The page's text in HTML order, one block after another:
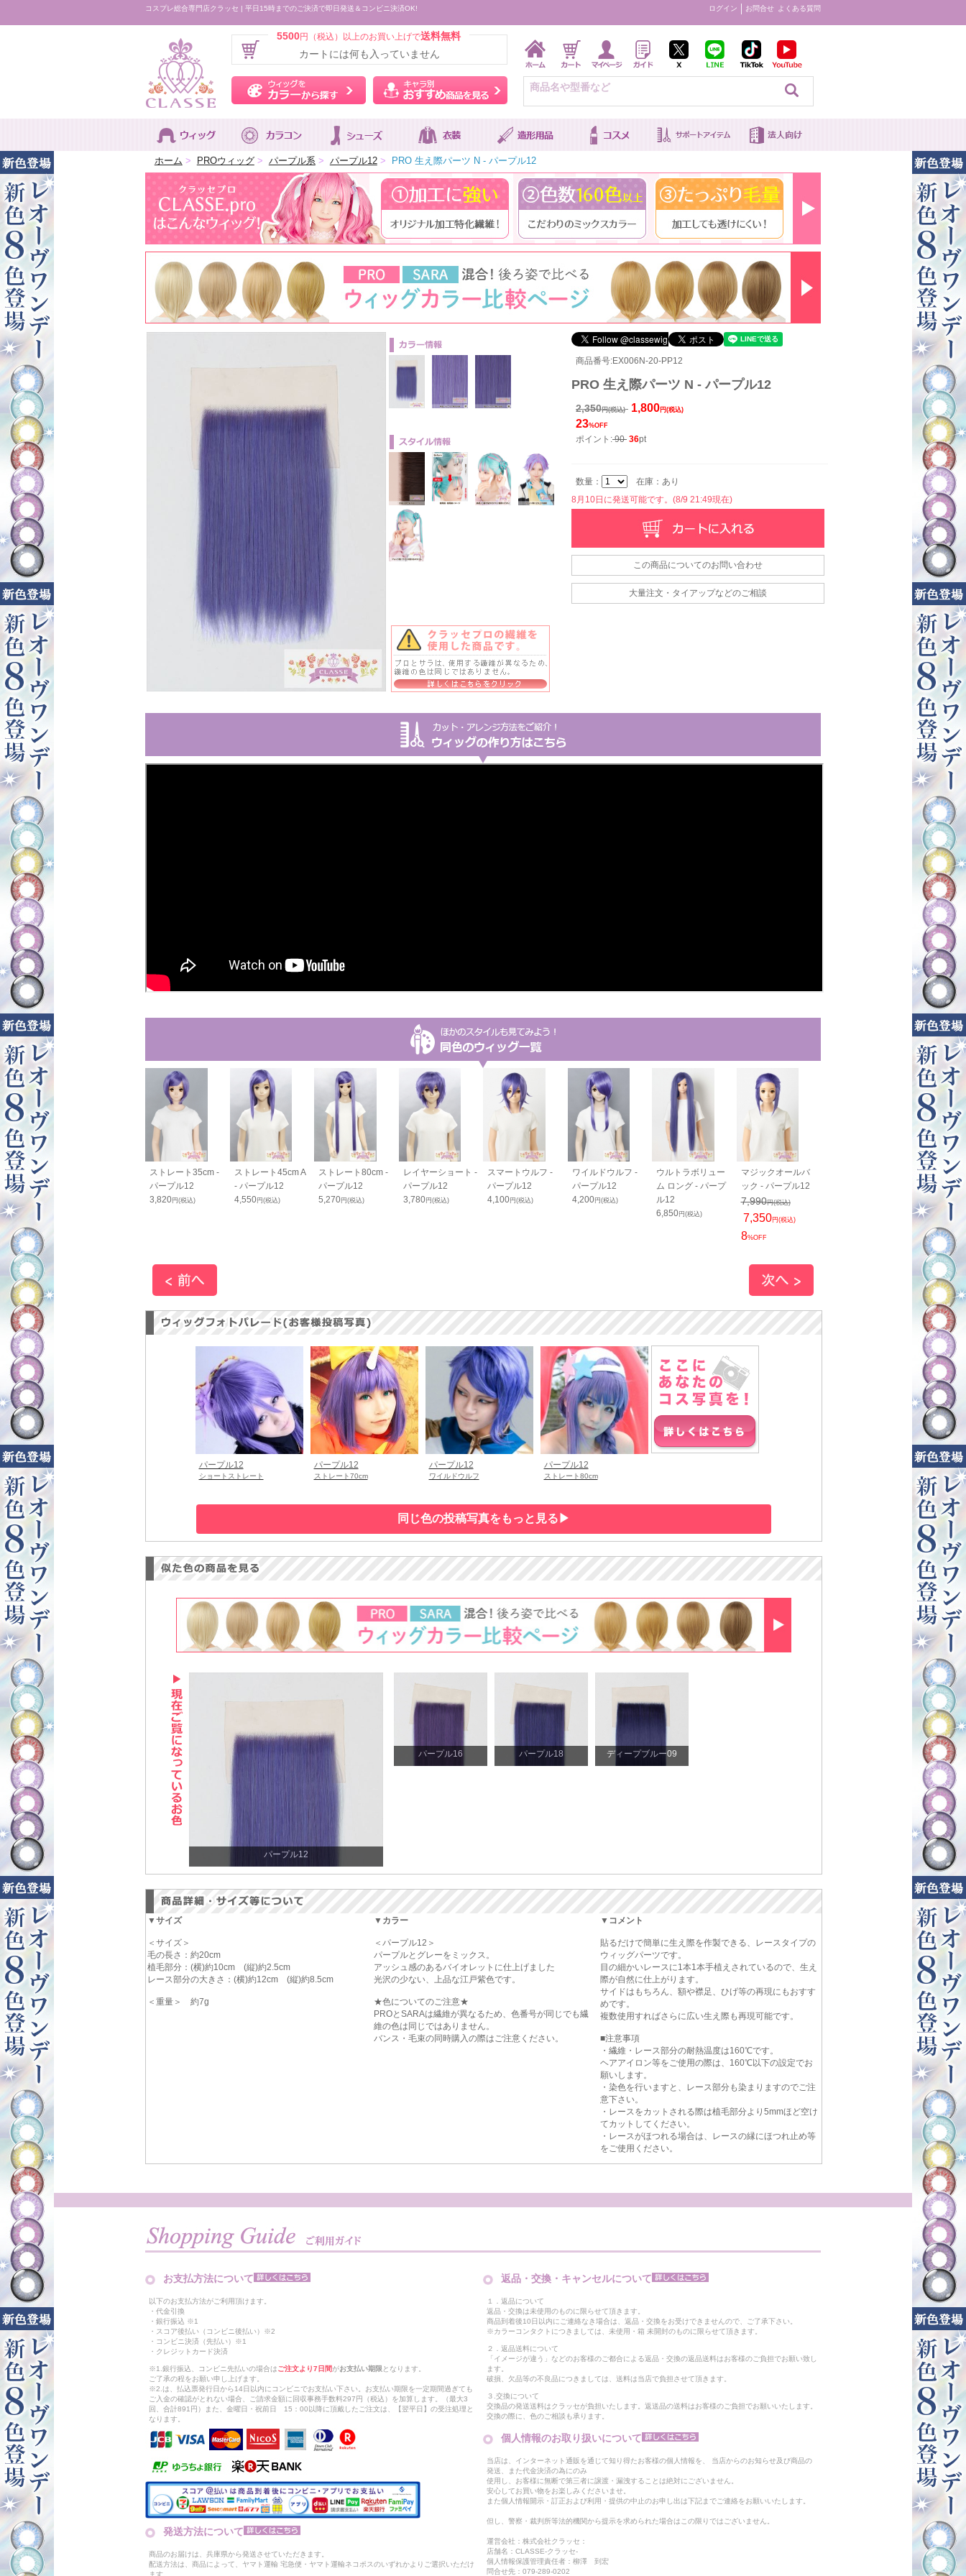
コスプレ総合専門店クラッセ | 平日15時までのご決済で即日発送＆コンビニ決済OK! ログイン お問合せ よくある質問
5500円（税込）以上のお買い上げで送料無料
カートには何も入っていません
ウィッグをカラーから探す キャラ別おすすめ商品を見る
ホーム > PROウィッグ > パープル系 > パープル12 > PRO 生え際パーツ N - パープル12
商品番号:EX006N-20-PP12
PRO 生え際パーツ N - パープル12
2,350円(税込) 1,800 円(税込)
23%OFF
ポイント:90 36pt
数量：
在庫：あり
8月10日に発送可能です。(8/9 21:49現在)
この商品についてのお問い合わせ
大量注文・タイアップなどのご相談
80cm - パー
ストレート35cm -
パープル12
3,820円(税込)
ストレート45cm A
- パープル12
4,550円(税込)
ストレート80cm -
パープル12
5,270円(税込)
レイヤーショート -
パープル12
3,780円(税込)
スマートウルフ -
パープル12
4,100円(税込)
ワイルドウルフ -
パープル12
4,200円(税込)
ウルトラボリュー
ム ロング - パープ
ル12
6,850円(税込)
マジックオールバ
ック - パープル12
7,990円(税込)
7,350円(税込)
8%OFF
PRO 生え際
N - パープル
2,350 円(税込)
1,800 円(税込)
%OFF
パープル12
ショートストレート
パープル12
ストレート70cm
パープル12
ワイルドウルフ
パープル12
ストレート80cm
パープル12
パープル16 パープル18 ディープブルー09
▼サイズ
＜サイズ＞
毛の長さ：約20cm
植毛部分：(横)約10cm (縦)約2.5cm
レース部分の大きさ：(横)約12cm (縦)約8.5cm
＜重量＞ 約7g
▼カラー
＜パープル12＞
パープルとグレーをミックス。
アッシュ感のあるバイオレットに仕上げました
光沢の少ない、上品な江戸紫色です。
★色についてのご注意★
PROとSARAは繊維が異なるため、色番号が同じでも繊
維の色は同じではありません。
バンス・毛束の同時購入の際はご注意ください。
▼コメント
貼るだけで簡単に生え際を作製できる、レースタイプの
ウィッグパーツです。
目の細かいレースに1本1本手植えされているので、生え
際が自然に仕上がります。
サイドはもちろん、額や襟足、ひげ等の再現にもおすす
めです。
複数使用すればさらに広い生え際も再現可能です。
■注意事項
・繊維・レース部分の耐熱温度は160℃です。
ヘアアイロン等をご使用の際は、160℃以下の設定でお
願いします。
・染色を行いますと、レース部分も染まりますのでご注
意下さい。
・レースをカットされる際は植毛部分より5mmほど空け
てカットしてください。
・レースがほつれる場合は、レースの縁にほつれ止め等
をご使用ください。
お支払方法について
以下のお支払方法がご利用頂けます。
・代金引換
・銀行振込 ※1
・スコア後払い（コンビニ後払い）※2
・コンビニ決済（先払い）※1
・クレジットカード決済
※1.銀行振込、コンビニ先払いの場合はご注文より7日間がお支払い期限 となります。
ご了承の程をお願い申し上げます。
※2.は、払込票発行日から14日以内にコンビニでお支払い下さい。お支払い期限を一定期間過ぎても
ご入金の確認がとれない場合、ご請求金額に回収事務手数料297円（税込）を加算します。（最大3
回、合計891円）また、金曜日・祝前日 15：00以降に頂戴したご注文は、【翌平日】の受注処理と
なります。
発送方法について
商品のお届けは、兵庫県から発送させていただきます。
配送方法は、商品によって、ヤマト運輸 宅急便・ヤマト運輸ネコポスのいずれかよりご選択いただけ
ます。
返品・交換・キャンセルについて
１．返品について
返品・交換は未使用のものに限らせて頂きます。
商品到着後10日以内にご連絡なき場合は、返品・交換をお受けできませんので、ご了承下さい。
※カラーコンタクトにつきましては、未使用・箱 未開封のものに限らせて頂きます。
２．返品送料について
「イメージが違う」などのお客様のご都合による返品・交換の返品送料はお客様のご負担でお願い致し
ます。
破損、欠品等の不良品につきましては、送料は当店で負担させて頂きます。
３.交換について
交換品の発送送料はクラッセが負担いたします。返送品の送料はお客様のご負担でお願いいたします。
交換の際に、色のご相談も承ります。
個人情報のお取り扱いについて
当店は、インターネット通販を通じて知り得たお客様の個人情報を、 当店からのお知らせ及び商品の
発送、また代金決済の為にのみ
使用し、お客様に無断で第三者に譲渡・漏洩することは絶対にございません。
安心してお買い物をお楽しみくださいませ。
また個人情報開示・訂正および利用・提供の中止のお申し出は下記までご連絡をお願いいたします。
但し、警察・裁判所等法的機関から提示を求められた場合はこの限りではございません。
運営会社：株式会社クラッセ：
店舗名：CLASSE-クラッセ-
個人情報保護管理責任者：柳澤 到宏
問合せ先：079-289-0202